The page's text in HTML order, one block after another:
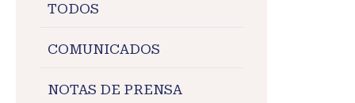
TODOS
COMUNICADOS
NOTAS DE PRENSA